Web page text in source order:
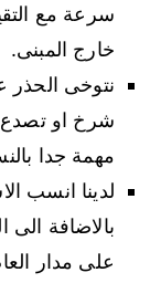
سرعة مع
خارج المبنى.
نتوخى الحذر
شرخ او تصدع
مهمة جدا
لدينا انسب
بالاضافة الى
على مدار